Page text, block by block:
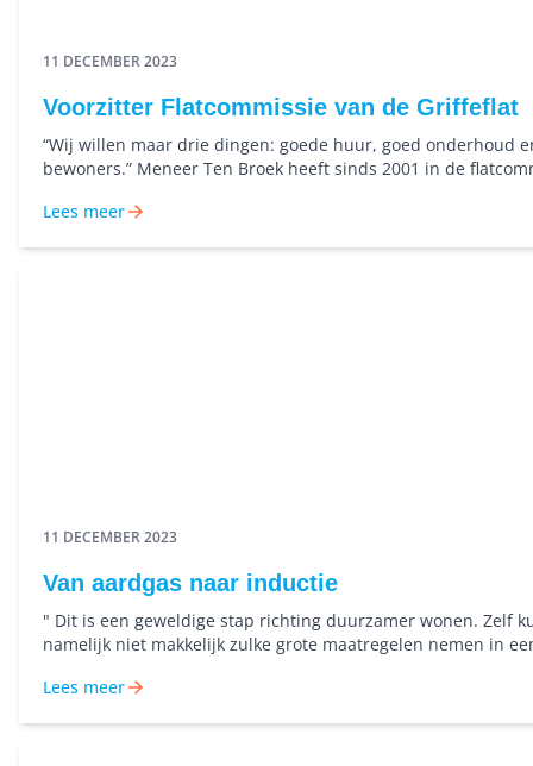
11 DECEMBER 2023
Voorzitter Flatcommissie van de Griffeflat
“Wij willen maar drie dingen: goede huur, goed onderhoud
bewoners.” Meneer Ten Broek heeft sinds 2001 in de
Lees meer
11 DECEMBER 2023
Van aardgas naar inductie
" Dit is een geweldige stap richting duurzamer wonen. Zelf
namelijk niet makkelijk zulke grote maatregelen nemen in
ze een stap dichterbij een zo duurzaam mogelijk leven, wat
Lees meer